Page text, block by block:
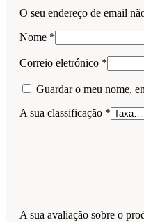
O seu endereço de email
Nome *
Correio eletrónico *
Guardar o meu nome,
A sua classificação *
A sua avaliação sobre o